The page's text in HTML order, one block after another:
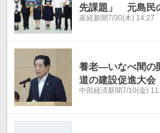
先課題」 元島民
産経新聞7/30(木) 14:27
養老―いなべ間の
道の建設促進大会
中部経済新聞7/10(金)